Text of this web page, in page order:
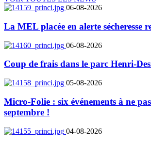
06-08-2026
La MEL placée en alerte sécheresse
06-08-2026
Coup de frais dans le parc Henri-
05-08-2026
Micro-Folie : six événements à ne
septembre !
04-08-2026